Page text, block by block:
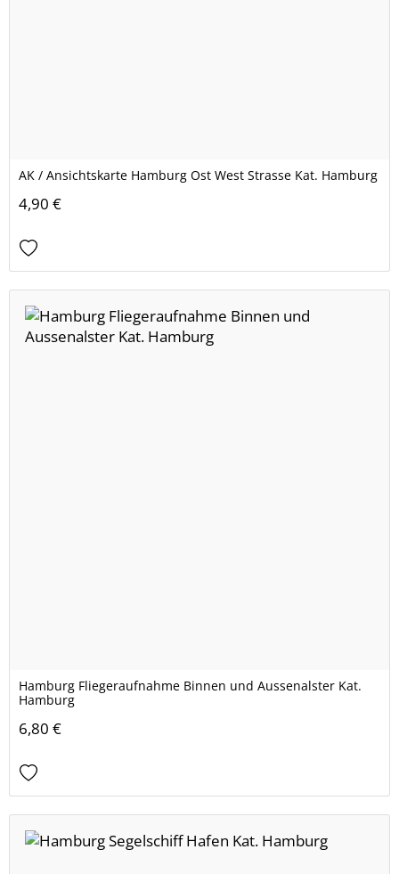
AK / Ansichtskarte Hamburg Ost West Strasse Kat. Hamburg
4,90 €
Hamburg Fliegeraufnahme Binnen und Aussenalster Kat.
Hamburg
6,80 €